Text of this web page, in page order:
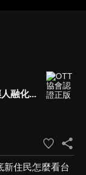
融化...
新住民怎麼看台